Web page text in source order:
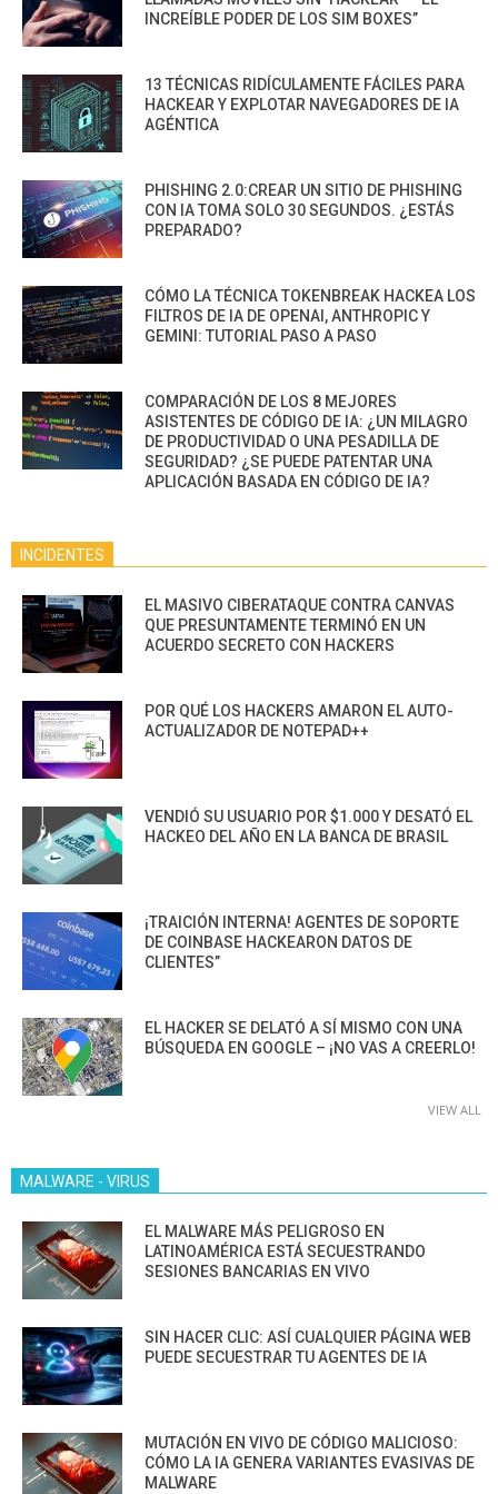
INCREÍBLE PODER DE LOS SIM BOXES”
13 TÉCNICAS RIDÍCULAMENTE FÁCILES PARA
HACKEAR Y EXPLOTAR NAVEGADORES DE IA
AGÉNTICA
PHISHING 2.0:CREAR UN SITIO DE PHISHING
CON IA TOMA SOLO 30 SEGUNDOS. ¿ESTÁS
PREPARADO?
CÓMO LA TÉCNICA TOKENBREAK HACKEA LOS
FILTROS DE IA DE OPENAI, ANTHROPIC Y
GEMINI: TUTORIAL PASO A PASO
COMPARACIÓN DE LOS 8 MEJORES
ASISTENTES DE CÓDIGO DE IA: ¿UN MILAGRO
DE PRODUCTIVIDAD O UNA PESADILLA DE
SEGURIDAD? ¿SE PUEDE PATENTAR UNA
APLICACIÓN BASADA EN CÓDIGO DE IA?
INCIDENTES
EL MASIVO CIBERATAQUE CONTRA CANVAS
QUE PRESUNTAMENTE TERMINÓ EN UN
ACUERDO SECRETO CON HACKERS
POR QUÉ LOS HACKERS AMARON EL AUTO-
ACTUALIZADOR DE NOTEPAD++
VENDIÓ SU USUARIO POR $1.000 Y DESATÓ EL
HACKEO DEL AÑO EN LA BANCA DE BRASIL
¡TRAICIÓN INTERNA! AGENTES DE SOPORTE
DE COINBASE HACKEARON DATOS DE
CLIENTES”
EL HACKER SE DELATÓ A SÍ MISMO CON UNA
BÚSQUEDA EN GOOGLE – ¡NO VAS A CREERLO!
VIEW ALL
MALWARE - VIRUS
EL MALWARE MÁS PELIGROSO EN
LATINOAMÉRICA ESTÁ SECUESTRANDO
SESIONES BANCARIAS EN VIVO
SIN HACER CLIC: ASÍ CUALQUIER PÁGINA WEB
PUEDE SECUESTRAR TU AGENTES DE IA
MUTACIÓN EN VIVO DE CÓDIGO MALICIOSO:
CÓMO LA IA GENERA VARIANTES EVASIVAS DE
MALWARE